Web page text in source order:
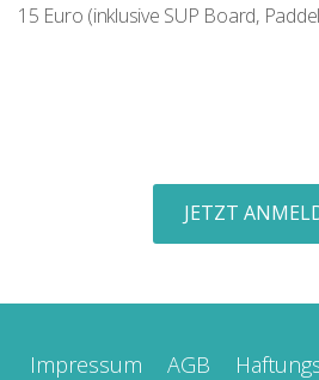
15 Euro (inklusive SUP Board,
JETZT
Impressum AGB